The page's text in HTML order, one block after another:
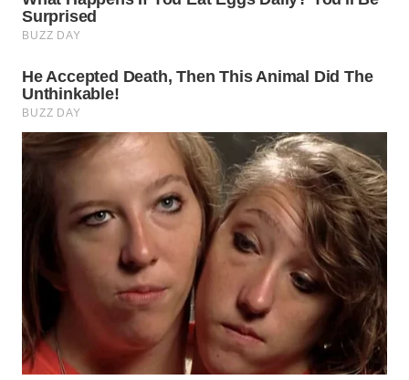
WN
BOGOR
WN
DEPOK
WN
TAPANULI
SAMOSIR
WN
LAWAS